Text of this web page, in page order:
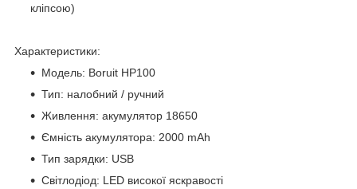
кліпсою)
Характеристики:
Модель: Boruit HP100
Тип: налобний / ручний
Живлення: акумулятор 18650
Ємність акумулятора: 2000 mAh
Тип зарядки: USB
Світлодіод: LED високої яскравості